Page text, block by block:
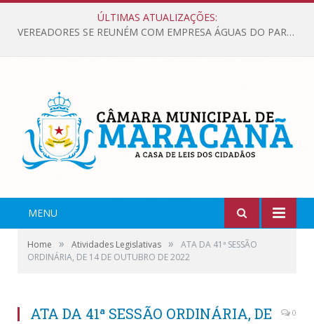
ÚLTIMAS ATUALIZAÇÕES:
VEREADORES SE REUNÉM COM EMPRESA ÁGUAS DO PARÁ, PARA APRESENTAR REIVINDICAÇÕES E MELHORIAS NA QUALIDADE DOS SERVIÇOS OFERECIDOS Á POPULAÇÃO.
MENU
Home » Atividades Legislativas »
ATA DA 41ª SESSÃO
ORDINÁRIA, DE 14 DE OUTUBRO DE 2022
ATA DA 41ª SESSÃO ORDINÁRIA, DE
0